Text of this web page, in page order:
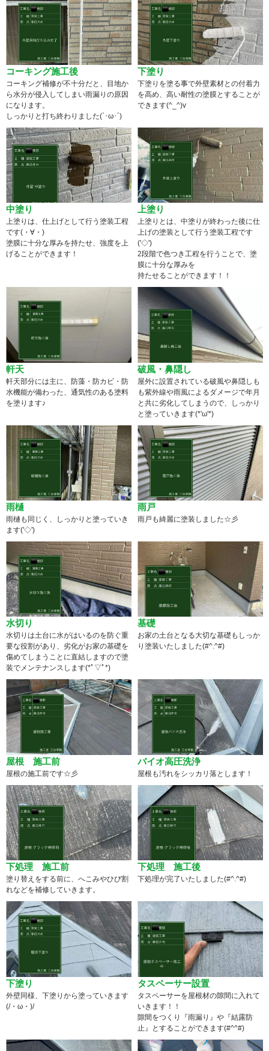
コーキング施工後
コーキング補修が不十分だと、目地か
ら水分が侵入してしまい雨漏りの原因
になります。
しっかりと打ち終わりました(`･ω･´)
下塗り
下塗りを塗る事で外壁素材との付着力
を高め、高い耐性の塗膜とすることが
できます(^_^)v
中塗り
上塗りは、仕上げとして行う塗装工程
です(・∀・)
塗膜に十分な厚みを持たせ、強度を上
げることができます！
上塗り
上塗りとは、中塗りが終わった後に仕
上げの塗装として行う塗装工程です
('◇')ゞ
2段階で色つき工程を行うことで、塗
膜に十分な厚みを
持たせることができます！！
軒天
軒天部分には主に、防藻・防カビ・防
水機能が備わった、通気性のある塗料
を塗ります♪
破風・鼻隠し
屋外に設置されている破風や鼻隠しも
も紫外線や雨風によるダメージで年月
と共に劣化してしまうので、しっかり
と塗っていきます(*'ω'*)
雨樋
雨樋も同じく、しっかりと塗っていき
ます('◇')ゞ
雨戸
雨戸も綺麗に塗装しました☆彡
水切り
水切りは土台に水がはいるのを防ぐ重
要な役割があり、劣化がお家の基礎を
傷めてしまうことに直結しますので塗
装でメンテナンスします(*ﾟ▽ﾟ*)
基礎
お家の土台となる大切な基礎もしっか
り塗装いたしました(#^.^#)
屋根 施工前
屋根の施工前です☆彡
バイオ高圧洗浄
屋根も汚れをシッカリ落とします！
下処理 施工前
塗り替えをする前に、へこみやひび割
れなどを補修していきます。
下処理 施工後
下処理が完了いたしました(#^.^#)
下塗り
外壁同様、下塗りから塗っていきます
(/・ω・)/
タスペーサー設置
タスペーサーを屋根材の隙間に入れて
いきます！！
隙間をつくり『雨漏り』や『結露防
止』とすることができます(#^^#)